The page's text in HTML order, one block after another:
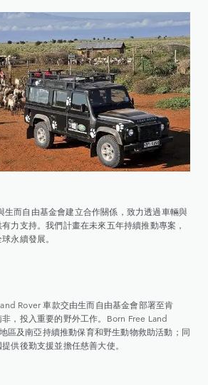
生而自由基金會建立合作關係，致力透過車輛與
力支持。我們計畫在未來五年持續推動專案，
永續發展。
Rover 車款交由生而自由基金會部署至肯
，投入重要的野外工作。Born Free Land
及南亞持續推動保育和野生動物救助活動；同
供後勤支援並擔任慈善大使。